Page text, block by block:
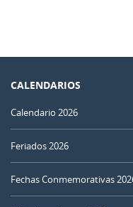
CALENDARIOS
Calendario 2026
Feriados 2026
Fechas Conmemorativas